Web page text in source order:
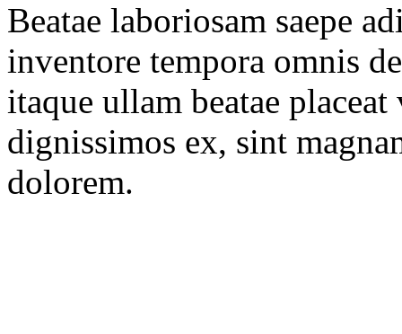
Beatae laboriosam saepe
inventore tempora omnis
itaque ullam beatae
dignissimos ex, sint
dolorem.